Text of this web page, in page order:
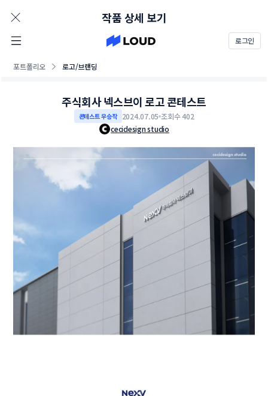
로그인
포트폴리오 로고/브랜딩
작품 상세 보기
주식회사 넥스브이 로고 콘테스트
콘테스트 우승작 2024.07.05 조회수 402
cecidesign studio